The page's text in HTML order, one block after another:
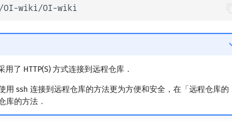
了 HTTP(S) 方式连接到远程仓库．
ssh 连接到远程仓库的方法更为方便和安全，在「远程仓库的
库的方法．